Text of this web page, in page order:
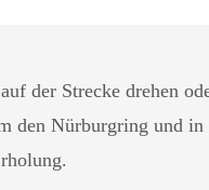
der Strecke drehen
den Nürburgring und in